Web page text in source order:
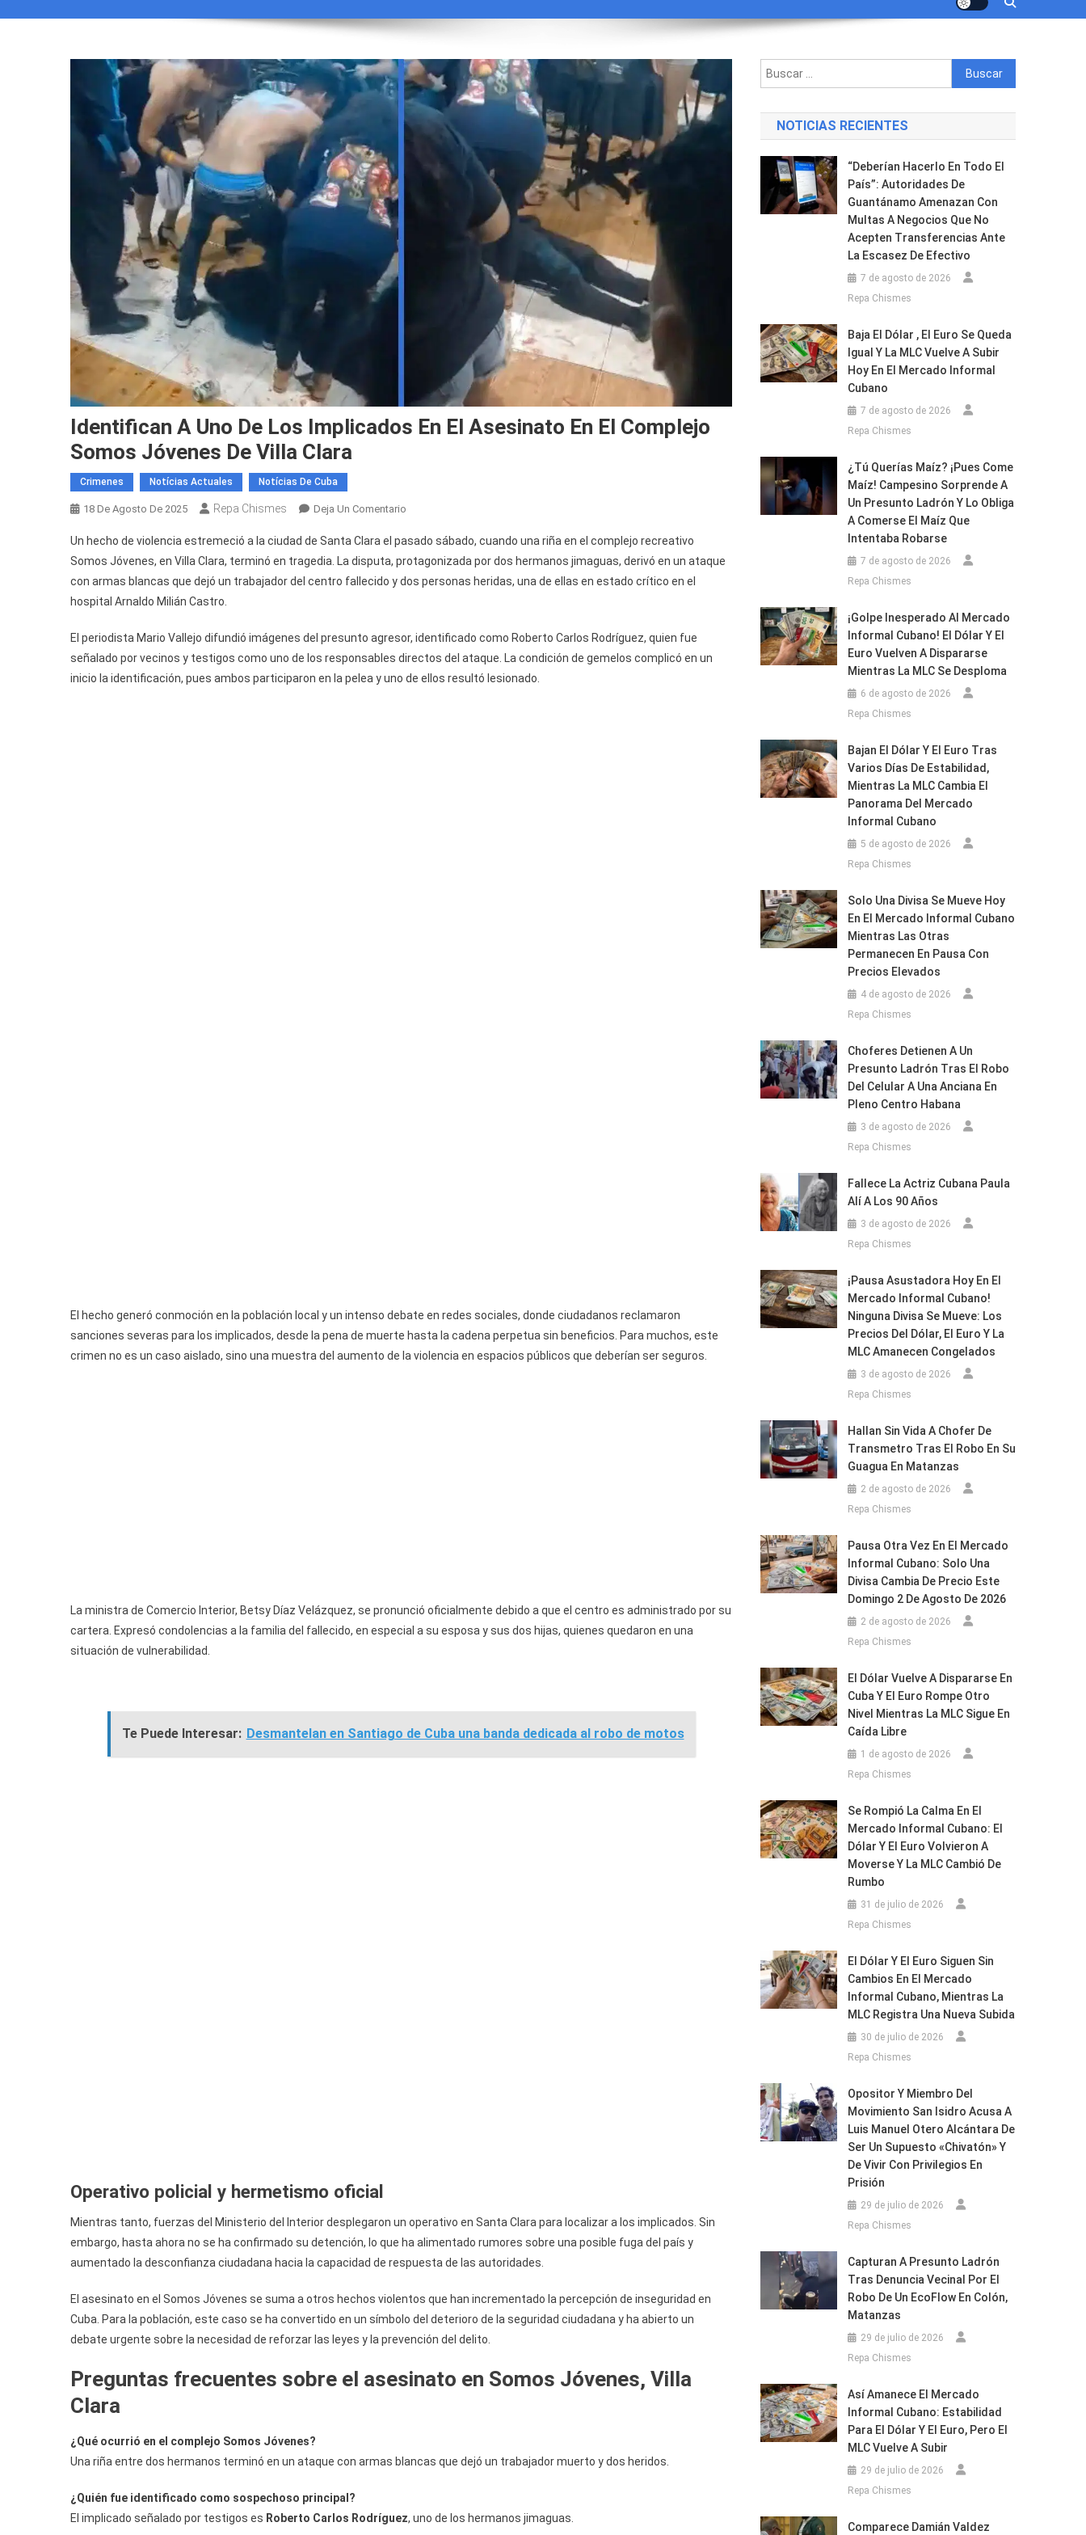
Identifican A Uno De Los Implicados En El Asesinato En El Complejo
Somos Jóvenes De Villa Clara
Crimenes Notícias Actuales Notícias De Cuba
18 De Agosto De 2025 Repa Chismes Deja Un Comentario
A
Uno
De
En
El
Asesinato
Un hecho de violencia estremeció a la ciudad de Santa Clara el pasado sábado, cuando una riña en el complejo recreativo
Somos Jóvenes, en Villa Clara, terminó en tragedia. La disputa, protagonizada por dos hermanos jimaguas, derivó en un ataque
con armas blancas que dejó un trabajador del centro fallecido y dos personas heridas, una de ellas en estado crítico en el
hospital Arnaldo Milián Castro.
El periodista Mario Vallejo difundió imágenes del presunto agresor, identificado como Roberto Carlos Rodríguez, quien fue
señalado por vecinos y testigos como uno de los responsables directos del ataque. La condición de gemelos complicó en un
inicio la identificación, pues ambos participaron en la pelea y uno de ellos resultó lesionado.
El hecho generó conmoción en la población local y un intenso debate en redes sociales, donde ciudadanos reclamaron
sanciones severas para los implicados, desde la pena de muerte hasta la cadena perpetua sin beneficios. Para muchos, este
crimen no es un caso aislado, sino una muestra del aumento de la violencia en espacios públicos que deberían ser seguros.
La ministra de Comercio Interior, Betsy Díaz Velázquez, se pronunció oficialmente debido a que el centro es administrado por su
cartera. Expresó condolencias a la familia del fallecido, en especial a su esposa y sus dos hijas, quienes quedaron en una
situación de vulnerabilidad.
Te Puede Interesar: Desmantelan en Santiago de Cuba una banda dedicada al robo de motos
Operativo policial y hermetismo oficial
Mientras tanto, fuerzas del Ministerio del Interior desplegaron un operativo en Santa Clara para localizar a los implicados. Sin
embargo, hasta ahora no se ha confirmado su detención, lo que ha alimentado rumores sobre una posible fuga del país y
aumentado la desconfianza ciudadana hacia la capacidad de respuesta de las autoridades.
El asesinato en el Somos Jóvenes se suma a otros hechos violentos que han incrementado la percepción de inseguridad en
Cuba. Para la población, este caso se ha convertido en un símbolo del deterioro de la seguridad ciudadana y ha abierto un
debate urgente sobre la necesidad de reforzar las leyes y la prevención del delito.
Preguntas frecuentes sobre el asesinato en Somos Jóvenes, Villa
Clara
¿Qué ocurrió en el complejo Somos Jóvenes?
Una riña entre dos hermanos terminó en un ataque con armas blancas que dejó un trabajador muerto y dos heridos.
¿Quién fue identificado como sospechoso principal?
El implicado señalado por testigos es Roberto Carlos Rodríguez, uno de los hermanos jimaguas.
Buscar:
NOTICIAS RECIENTES
“Deberían Hacerlo En Todo El
País”: Autoridades De
Guantánamo Amenazan Con
Multas A Negocios Que No
Acepten Transferencias Ante
La Escasez De Efectivo
7 de agosto de 2026
Repa Chismes
Baja El Dólar , El Euro Se Queda
Igual Y La MLC Vuelve A Subir
Hoy En El Mercado Informal
Cubano
7 de agosto de 2026
Repa Chismes
¿Tú Querías Maíz? ¡Pues Come
Maíz! Campesino Sorprende A
Un Presunto Ladrón Y Lo Obliga
A Comerse El Maíz Que
Intentaba Robarse
7 de agosto de 2026
Repa Chismes
¡Golpe Inesperado Al Mercado
Informal Cubano! El Dólar Y El
Euro Vuelven A Dispararse
Mientras La MLC Se Desploma
6 de agosto de 2026
Repa Chismes
Bajan El Dólar Y El Euro Tras
Varios Días De Estabilidad,
Mientras La MLC Cambia El
Panorama Del Mercado
Informal Cubano
5 de agosto de 2026
Repa Chismes
Solo Una Divisa Se Mueve Hoy
En El Mercado Informal Cubano
Mientras Las Otras
Permanecen En Pausa Con
Precios Elevados
4 de agosto de 2026
Repa Chismes
Choferes Detienen A Un
Presunto Ladrón Tras El Robo
Del Celular A Una Anciana En
Pleno Centro Habana
3 de agosto de 2026
Repa Chismes
Fallece La Actriz Cubana Paula
Alí A Los 90 Años
3 de agosto de 2026
Repa Chismes
¡Pausa Asustadora Hoy En El
Mercado Informal Cubano!
Ninguna Divisa Se Mueve: Los
Precios Del Dólar, El Euro Y La
MLC Amanecen Congelados
3 de agosto de 2026
Repa Chismes
Hallan Sin Vida A Chofer De
Transmetro Tras El Robo En Su
Guagua En Matanzas
2 de agosto de 2026
Repa Chismes
Pausa Otra Vez En El Mercado
Informal Cubano: Solo Una
Divisa Cambia De Precio Este
Domingo 2 De Agosto De 2026
2 de agosto de 2026
Repa Chismes
El Dólar Vuelve A Dispararse En
Cuba Y El Euro Rompe Otro
Nivel Mientras La MLC Sigue En
Caída Libre
1 de agosto de 2026
Repa Chismes
Se Rompió La Calma En El
Mercado Informal Cubano: El
Dólar Y El Euro Volvieron A
Moverse Y La MLC Cambió De
Rumbo
31 de julio de 2026
Repa Chismes
El Dólar Y El Euro Siguen Sin
Cambios En El Mercado
Informal Cubano, Mientras La
MLC Registra Una Nueva Subida
30 de julio de 2026
Repa Chismes
Opositor Y Miembro Del
Movimiento San Isidro Acusa A
Luis Manuel Otero Alcántara De
Ser Un Supuesto «chivatón» Y
De Vivir Con Privilegios En
Prisión
29 de julio de 2026
Repa Chismes
Capturan A Presunto Ladrón
Tras Denuncia Vecinal Por El
Robo De Un EcoFlow En Colón,
Matanzas
29 de julio de 2026
Repa Chismes
Así Amanece El Mercado
Informal Cubano: Estabilidad
Para El Dólar Y El Euro, Pero El
MLC Vuelve A Subir
29 de julio de 2026
Repa Chismes
Comparece Damián Valdez